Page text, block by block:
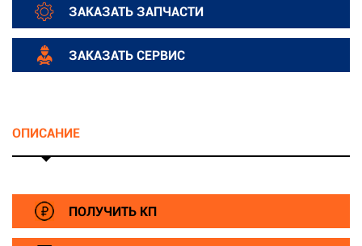
ЗАКАЗАТЬ ЗАПЧАСТИ
ЗАКАЗАТЬ СЕРВИС
ОПИСАНИЕ
ПОЛУЧИТЬ КП